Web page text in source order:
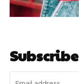
Subscribe